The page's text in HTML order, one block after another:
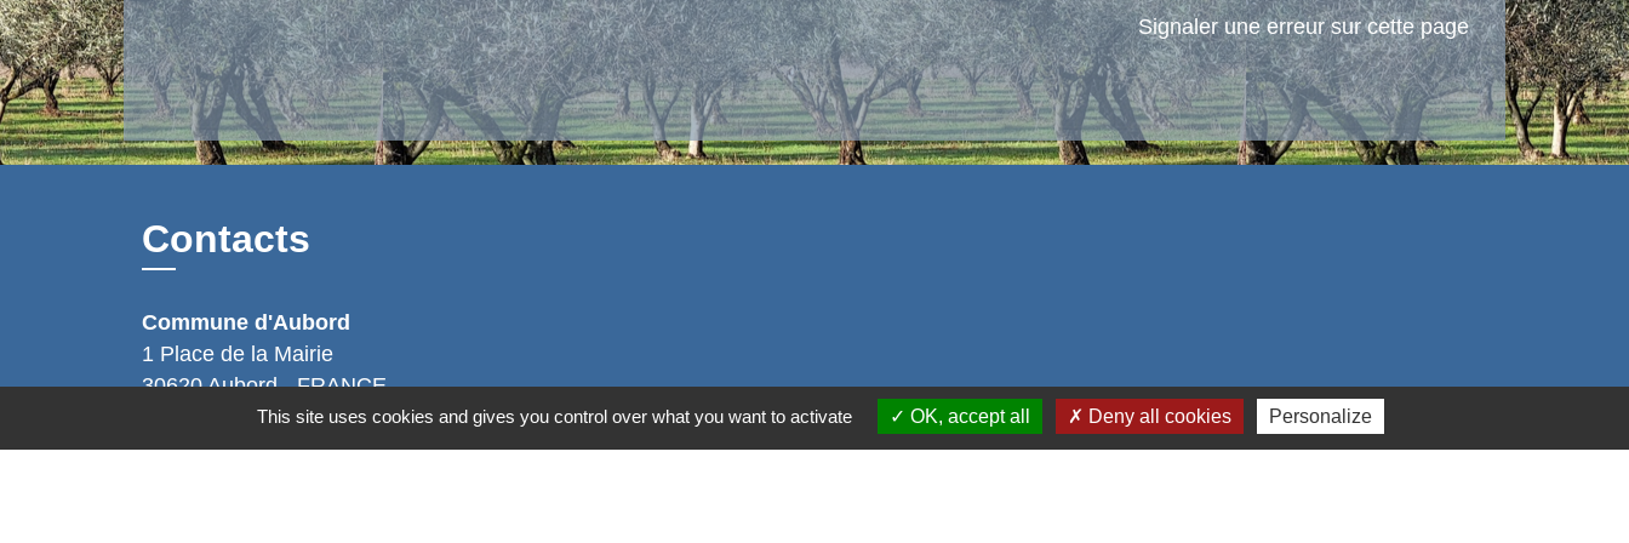
Signaler une erreur sur cette page
Contacts
Commune d'Aubord
1 Place de la Mairie
30620 Aubord - FRANCE
+33 4 66 71 12 65
Contact par formulaire
This site uses cookies and gives you control over what you want to activate OK, accept all Deny all cookies Personalize